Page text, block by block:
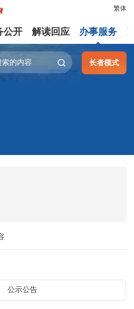
繁体
公开 解读回应 办事服务
长者模式
公示公告